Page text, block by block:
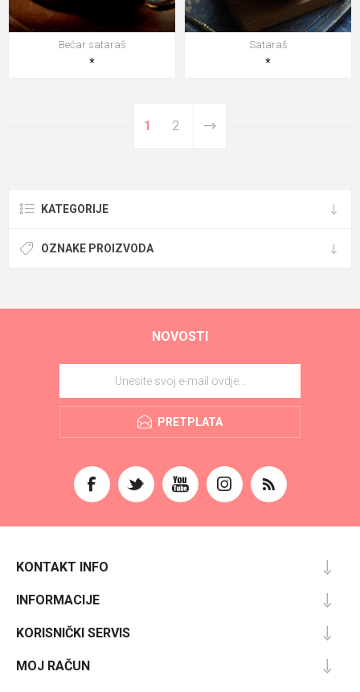
Bećar sataraš
*
Sataraš
*
1 2
KATEGORIJE
OZNAKE PROIZVODA
NOVOSTI
PRETPLATA
KONTAKT INFO
INFORMACIJE
KORISNIČKI SERVIS
MOJ RAČUN